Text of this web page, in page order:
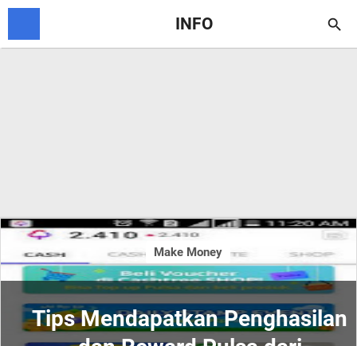
INFO 
Tips Mendapatkan Penghasilan
Make Money